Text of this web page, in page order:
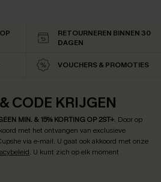
RETOURNEREN BINNEN 30
DAGEN
VOUCHERS & PROMOTIES
CODE KRIJGEN
MIN. & 15% KORTING OP 2ST+. Door op
met het ontvangen van exclusieve
via e-mail. U gaat ook akkoord met onze
. U kunt zich op elk moment